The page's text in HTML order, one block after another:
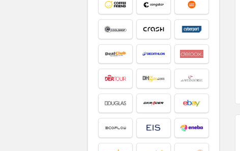
Preisfehler
Prime Day
Seltenes & Sammeln
Smartphone &
Smartwatch
Software
Sonstiges
Spielzeug &
Kuscheltiere
Spirituosen &
Getränke
Sport & Outdoor